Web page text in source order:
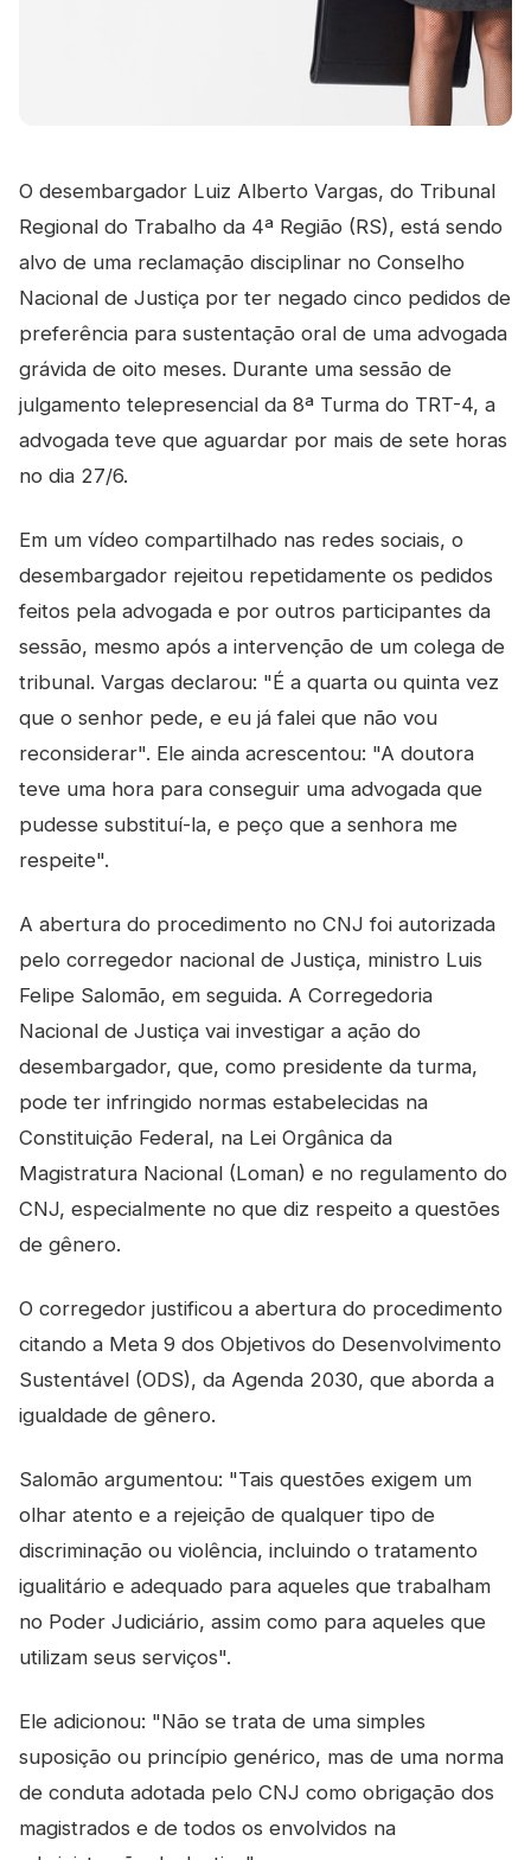
O desembargador Luiz Alberto Vargas, do Tribunal
Regional do Trabalho da 4ª Região (RS), está sendo
alvo de uma reclamação disciplinar no Conselho
Nacional de Justiça por ter negado cinco pedidos de
preferência para sustentação oral de uma advogada
grávida de oito meses. Durante uma sessão de
julgamento telepresencial da 8ª Turma do TRT-4, a
advogada teve que aguardar por mais de sete horas
no dia 27/6.
Em um vídeo compartilhado nas redes sociais, o
desembargador rejeitou repetidamente os pedidos
feitos pela advogada e por outros participantes da
sessão, mesmo após a intervenção de um colega de
tribunal. Vargas declarou: "É a quarta ou quinta vez
que o senhor pede, e eu já falei que não vou
reconsiderar". Ele ainda acrescentou: "A doutora
teve uma hora para conseguir uma advogada que
pudesse substituí-la, e peço que a senhora me
respeite".
A abertura do procedimento no CNJ foi autorizada
pelo corregedor nacional de Justiça, ministro Luis
Felipe Salomão, em seguida. A Corregedoria
Nacional de Justiça vai investigar a ação do
desembargador, que, como presidente da turma,
pode ter infringido normas estabelecidas na
Constituição Federal, na Lei Orgânica da
Magistratura Nacional (Loman) e no regulamento do
CNJ, especialmente no que diz respeito a questões
de gênero.
O corregedor justificou a abertura do procedimento
citando a Meta 9 dos Objetivos do Desenvolvimento
Sustentável (ODS), da Agenda 2030, que aborda a
igualdade de gênero.
Salomão argumentou: "Tais questões exigem um
olhar atento e a rejeição de qualquer tipo de
discriminação ou violência, incluindo o tratamento
igualitário e adequado para aqueles que trabalham
no Poder Judiciário, assim como para aqueles que
utilizam seus serviços".
Ele adicionou: "Não se trata de uma simples
suposição ou princípio genérico, mas de uma norma
de conduta adotada pelo CNJ como obrigação dos
magistrados e de todos os envolvidos na